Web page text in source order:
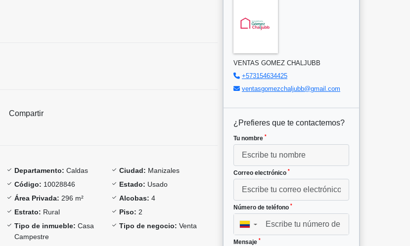
Compartir
Departamento: Caldas Ciudad: Manizales
Código: 10028846 Estado: Usado
Área Privada: 296 m² Alcobas: 4
Estrato: Rural Piso: 2
Tipo de inmueble: Casa
Campestre
Tipo de negocio: Venta
VENTAS GOMEZ CHALJUBB
+573154634425
ventasgomezchaljubb@gmail.com
¿Prefieres que te contactemos?
Tu nombre *
Correo electrónico *
Número de teléfono *
▼
Mensaje *